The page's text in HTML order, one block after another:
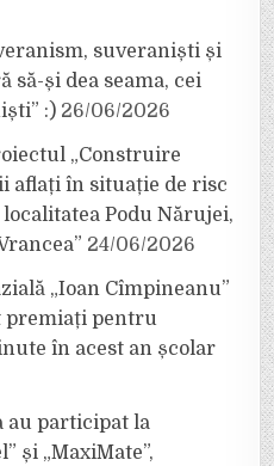
suveraniști și
să-și dea seama, cei
:) 26/06/2026
„Construire
aflați în situație de risc
Podu Nărujei,
24/06/2026
„Ioan Cîmpineanu”
premiați pentru
în acest an școlar
au participat la
și „MaxiMate”,